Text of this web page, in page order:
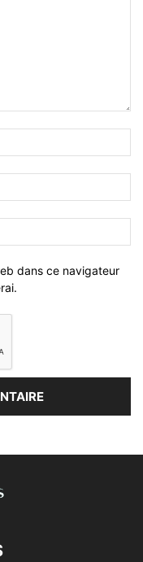
dans ce navigateur